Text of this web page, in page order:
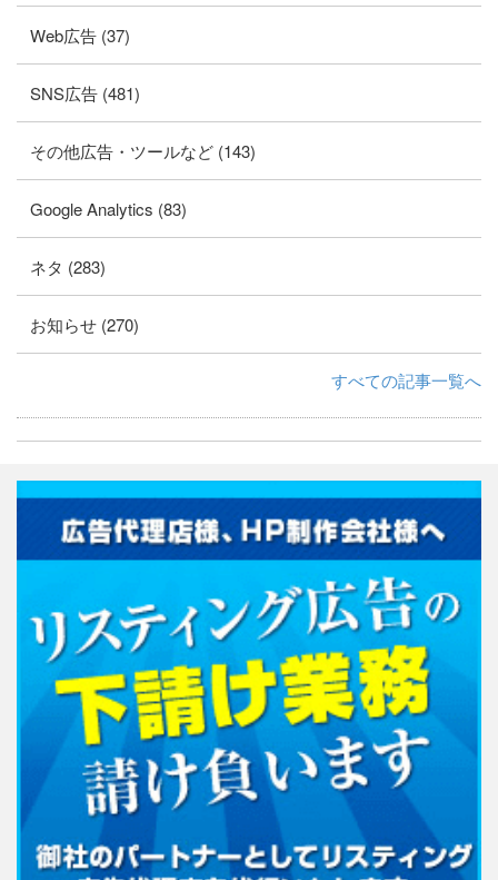
Web広告 (37)
SNS広告 (481)
その他広告・ツールなど (143)
Google Analytics (83)
ネタ (283)
お知らせ (270)
すべての記事一覧へ